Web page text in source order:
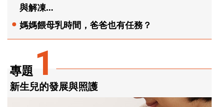
專題 1
新生兒的發展與照護
與解凍...
媽媽餵母乳時間，爸爸也有任務？